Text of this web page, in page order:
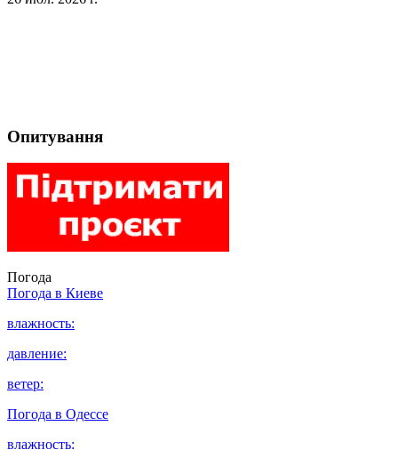
Опитування
Погода
Погода в Киеве
влажность:
давление:
ветер:
Погода в Одессе
влажность: